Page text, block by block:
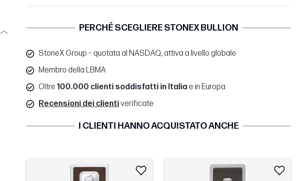
PERCHÉ SCEGLIERE STONEX BULLION
StoneX Group – quotata al NASDAQ, attiva a livello globale
Membro della LBMA
Oltre 100.000 clienti soddisfatti in Italiae in Europa
Recensioni dei clientiverificate
I CLIENTI HANNO ACQUISTATO ANCHE